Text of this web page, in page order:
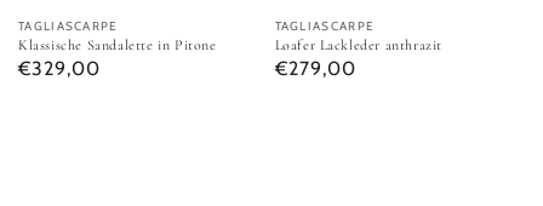
Anbieter:
TAGLIASCARPE
Klassische Sandalette in Pitone
Normaler Preis
€329,00
Anbieter:
TAGLIASCARPE
Loafer Lackleder anthrazit
Normaler Preis
€279,00